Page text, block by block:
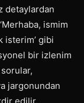
detaylardan
ismim
isterim’ gibi
bir izlenim
jargonundan